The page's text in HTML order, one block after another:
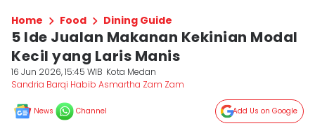
Home Food Dining Guide
5 Ide Jualan Makanan Kekinian Modal
Kecil yang Laris Manis
16 Jun 2026, 15:45 WIB Kota Medan
Sandria Barqi Habib Asmartha Zam Zam
News Channel Add Us on Google